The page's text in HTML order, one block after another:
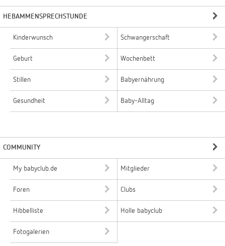
HEBAMMENSPRECHSTUNDE
Kinderwunsch Schwangerschaft
Geburt Wochenbett
Stillen Babyernährung
Gesundheit Baby-Alltag
COMMUNITY
My babyclub.de Mitglieder
Foren Clubs
Hibbelliste Holle babyclub
Fotogalerien